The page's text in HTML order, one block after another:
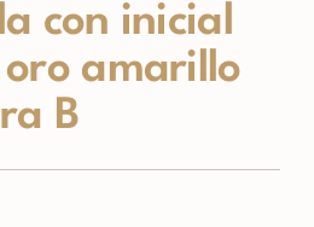
con inicial
amarillo
B